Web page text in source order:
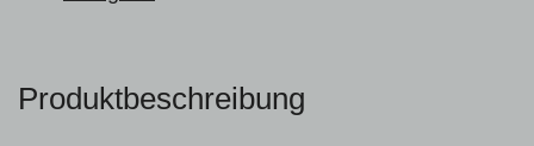
Produktbeschreibung